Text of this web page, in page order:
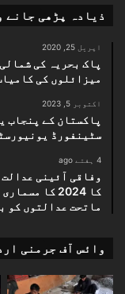
ذیادہ پڑھی جانے
اپریل 25, 2020
پاک بحریہ کی
میزائلوں کی
اکتوبر 5, 2023
پاکستان کے پنجاب
سٹینفورڈ
4 ہفتے ago
وفاقی آئینی
کا 2024 کا
ماتحت عدالتوں کو
وائس آف جرمنی